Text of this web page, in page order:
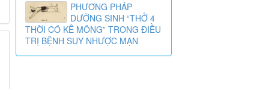
PHƯƠNG PHÁP
DƯỠNG SINH “THỞ 4
THỜI CÓ KÊ MÔNG” TRONG ĐIỀU
TRỊ BỆNH SUY NHƯỢC MẠN